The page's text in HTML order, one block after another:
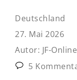
Deutschland
27. Mai 2026
Autor: JF-Online
5